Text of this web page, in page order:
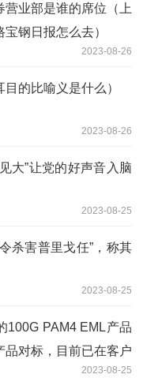
营业部是谁的席位（上
钢日报怎么去）
2023-08-26
的比喻义是什么）
2023-08-26
大”让党的好声音入脑
2023-08-25
杀害普里戈任”，称其
2023-08-25
100G PAM4 EML产品
品对标，目前已在客户
2023-08-25